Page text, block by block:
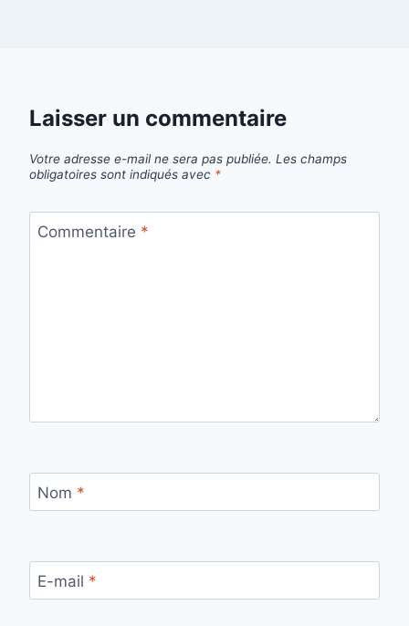
Laisser un commentaire
Votre adresse e-mail ne sera pas publiée. Les champs
obligatoires sont indiqués avec *
Commentaire *
Nom *
E-mail *